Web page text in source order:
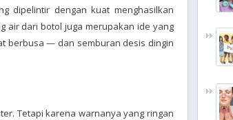
dipelintir dengan kuat menghasilkan
air dari botol juga merupakan ide yang
berbusa — dan semburan desis dingin
Tetapi karena warnanya yang ringan